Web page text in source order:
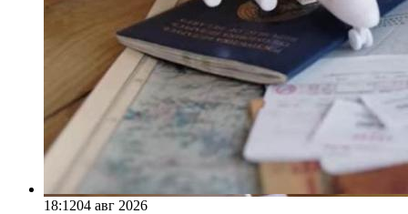
18:1204 авг 2026